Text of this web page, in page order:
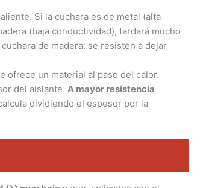
Si la cuchara es de metal (alta
(baja conductividad), tardará mucho
de madera: se resisten a dejar
ofrece un material al paso del calor.
del aislante. A mayor resistencia
dividiendo el espesor por la